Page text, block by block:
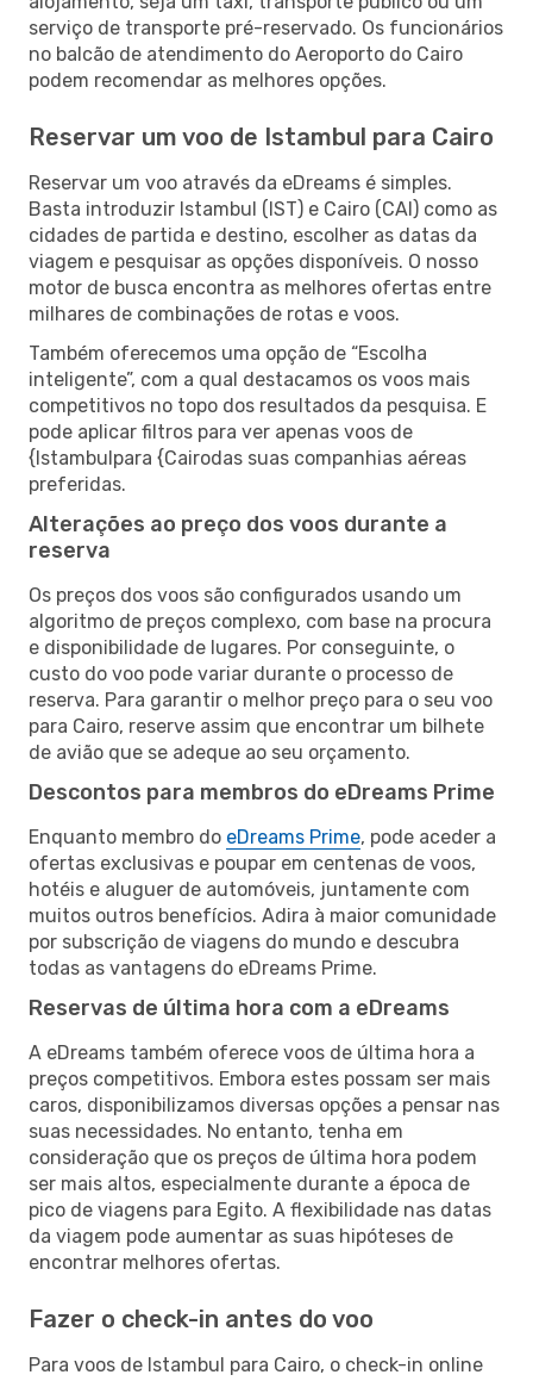
serviço de transporte pré-reservado. Os funcionários
no balcão de atendimento do Aeroporto do Cairo
podem recomendar as melhores opções.
Reservar um voo de Istambul para Cairo
Reservar um voo através da eDreams é simples.
Basta introduzir Istambul (IST) e Cairo (CAI) como as
cidades de partida e destino, escolher as datas da
viagem e pesquisar as opções disponíveis. O nosso
motor de busca encontra as melhores ofertas entre
milhares de combinações de rotas e voos.
Também oferecemos uma opção de “Escolha
inteligente”, com a qual destacamos os voos mais
competitivos no topo dos resultados da pesquisa. E
pode aplicar filtros para ver apenas voos de
{Istambulpara {Cairodas suas companhias aéreas
preferidas.
Alterações ao preço dos voos durante a
reserva
Os preços dos voos são configurados usando um
algoritmo de preços complexo, com base na procura
e disponibilidade de lugares. Por conseguinte, o
custo do voo pode variar durante o processo de
reserva. Para garantir o melhor preço para o seu voo
para Cairo, reserve assim que encontrar um bilhete
de avião que se adeque ao seu orçamento.
Descontos para membros do eDreams Prime
Enquanto membro do eDreams Prime, pode aceder a
ofertas exclusivas e poupar em centenas de voos,
hotéis e aluguer de automóveis, juntamente com
muitos outros benefícios. Adira à maior comunidade
por subscrição de viagens do mundo e descubra
todas as vantagens do eDreams Prime.
Reservas de última hora com a eDreams
A eDreams também oferece voos de última hora a
preços competitivos. Embora estes possam ser mais
caros, disponibilizamos diversas opções a pensar nas
suas necessidades. No entanto, tenha em
consideração que os preços de última hora podem
ser mais altos, especialmente durante a época de
pico de viagens para Egito. A flexibilidade nas datas
da viagem pode aumentar as suas hipóteses de
encontrar melhores ofertas.
Fazer o check-in antes do voo
Para voos de Istambul para Cairo, o check-in online